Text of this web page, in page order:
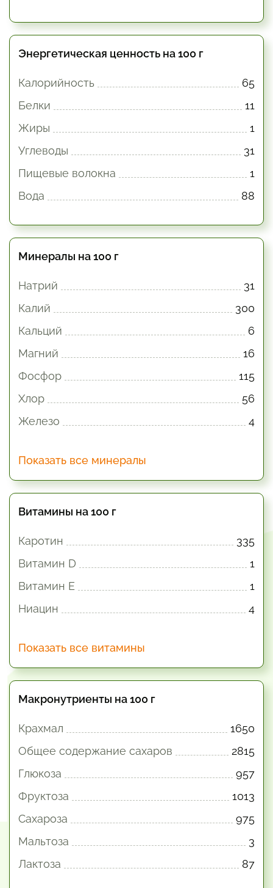
Энергетическая ценность на 100 г
Калорийность
65
Белки
11
Жиры
1
Углеводы
31
Пищевые волокна
1
Вода
88
Минералы на 100 г
Натрий
31
Калий
300
Кальций
6
Магний
16
Фосфор
115
Хлор
56
Железо
4
Показать все минералы
Витамины на 100 г
Каротин
335
Витамин D
1
Витамин E
1
Ниацин
4
Показать все витамины
Макронутриенты на 100 г
Крахмал
1650
Общее содержание сахаров
2815
Глюкоза
957
Фруктоза
1013
Сахароза
975
Мальтоза
3
Лактоза
87